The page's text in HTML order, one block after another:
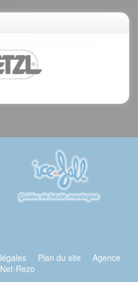
Plan du site
Agence
Rezo